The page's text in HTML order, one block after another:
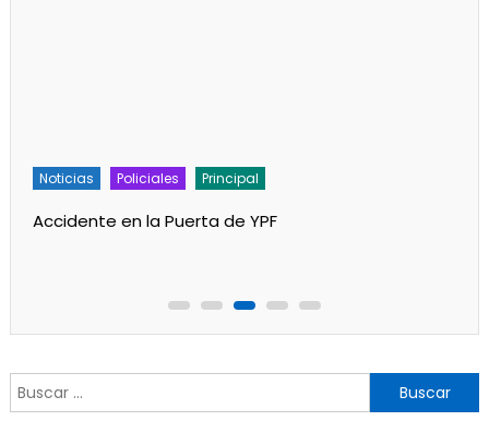
Noticias Policiales Principal
Accidente en la Puerta de YPF
Buscar: